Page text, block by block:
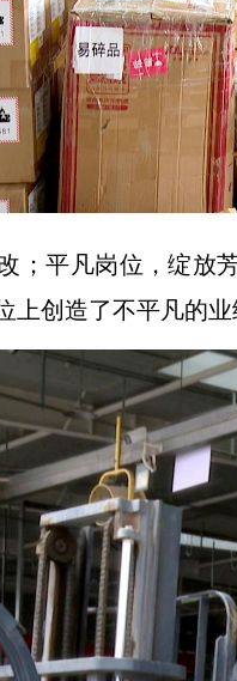
；平凡岗位，绽放
上创造了不平凡的